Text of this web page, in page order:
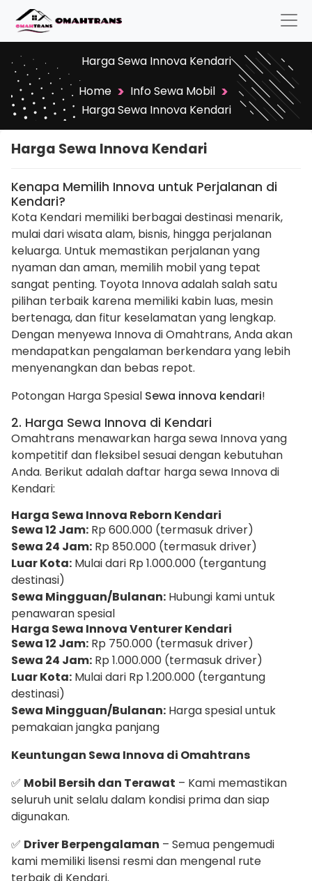
Harga Sewa Innova Kendari
Home > Info Sewa Mobil >
Harga Sewa Innova Kendari
Harga Sewa Innova Kendari
Kenapa Memilih Innova untuk Perjalanan di
Kendari?
Kota Kendari memiliki berbagai destinasi menarik,
mulai dari wisata alam, bisnis, hingga perjalanan
keluarga. Untuk memastikan perjalanan yang
nyaman dan aman, memilih mobil yang tepat
sangat penting. Toyota Innova adalah salah satu
pilihan terbaik karena memiliki kabin luas, mesin
bertenaga, dan fitur keselamatan yang lengkap.
Dengan menyewa Innova di Omahtrans, Anda akan
mendapatkan pengalaman berkendara yang lebih
menyenangkan dan bebas repot.
Potongan Harga Spesial Sewa innova kendari!
2. Harga Sewa Innova di Kendari
Omahtrans menawarkan harga sewa Innova yang
kompetitif dan fleksibel sesuai dengan kebutuhan
Anda. Berikut adalah daftar harga sewa Innova di
Kendari:
Harga Sewa Innova Reborn Kendari
Sewa 12 Jam: Rp 600.000 (termasuk driver)
Sewa 24 Jam: Rp 850.000 (termasuk driver)
Luar Kota: Mulai dari Rp 1.000.000 (tergantung
destinasi)
Sewa Mingguan/Bulanan: Hubungi kami untuk
penawaran spesial
Harga Sewa Innova Venturer Kendari
Sewa 12 Jam: Rp 750.000 (termasuk driver)
Sewa 24 Jam: Rp 1.000.000 (termasuk driver)
Luar Kota: Mulai dari Rp 1.200.000 (tergantung
destinasi)
Sewa Mingguan/Bulanan: Harga spesial untuk
pemakaian jangka panjang
Keuntungan Sewa Innova di Omahtrans
✅ Mobil Bersih dan Terawat – Kami memastikan
seluruh unit selalu dalam kondisi prima dan siap
digunakan.
✅ Driver Berpengalaman – Semua pengemudi
kami memiliki lisensi resmi dan mengenal rute